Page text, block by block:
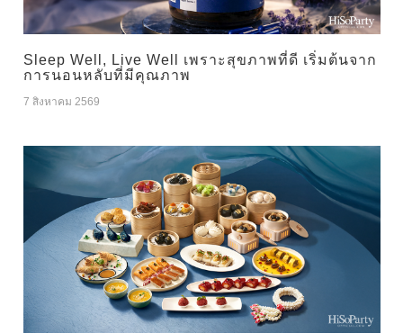
Sleep Well, Live Well เพราะสุขภาพที่ดี เริ่มต้นจาก
การนอนหลับที่มีคุณภาพ
7 สิงหาคม 2569